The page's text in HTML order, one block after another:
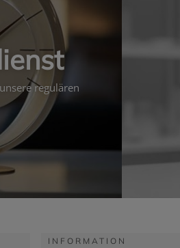
regulären
INFORMATION